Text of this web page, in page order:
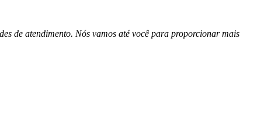
de atendimento. Nós vamos até você para proporcionar mais